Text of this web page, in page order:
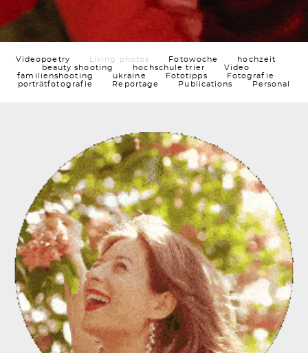
Videopoetry Living photos Fotowoche
hochzeit
beauty shooting
hochschule trier
Video
familienshooting
ukraine Fototipps
Fotografie
porträtfotografie
Reportage Publications Personal